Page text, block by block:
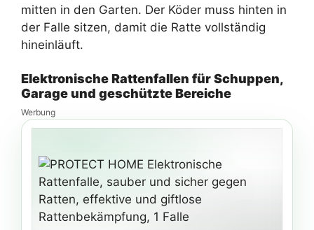
mitten in den Garten. Der Köder muss hinten in
der Falle sitzen, damit die Ratte vollständig
hineinläuft.
Elektronische Rattenfallen für Schuppen,
Garage und geschützte Bereiche
Werbung